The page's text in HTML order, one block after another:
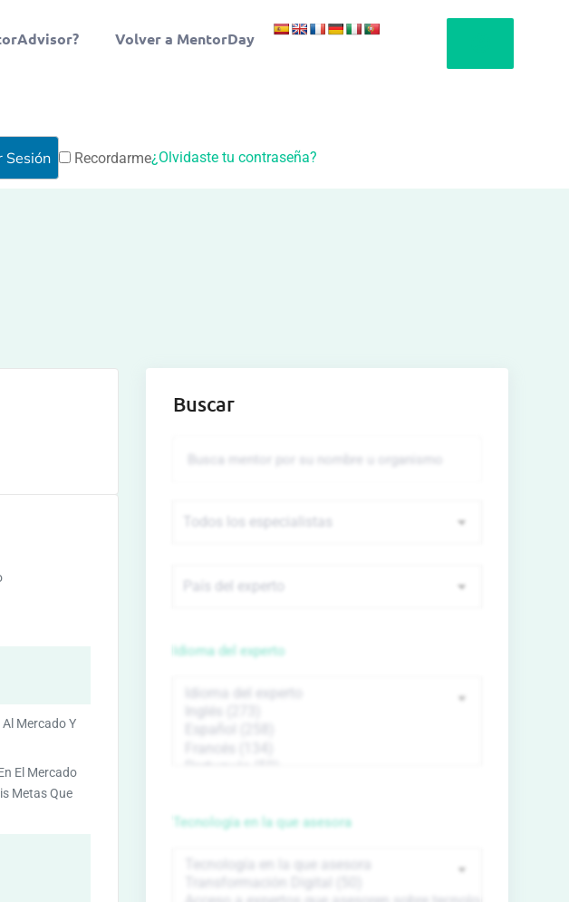
Volver a MentorDay
Recordarme¿Olvidaste tu contraseña?
Mercado Y
El Mercado
Metas Que
Buscar
Idioma del experto
Tecnología en la que asesora